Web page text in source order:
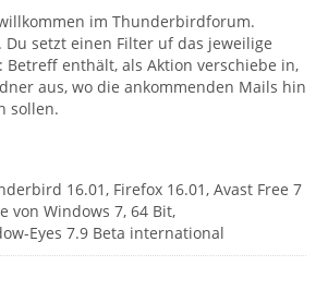
im Thunderbirdforum.
setzt einen Filter uf das jeweilige
Betreff enthält, als Aktion verschiebe in,
aus, wo die ankommenden Mails hin
sollen.
16.01, Firefox 16.01, Avast Free 7
von Windows 7, 64 Bit,
Eyes 7.9 Beta international